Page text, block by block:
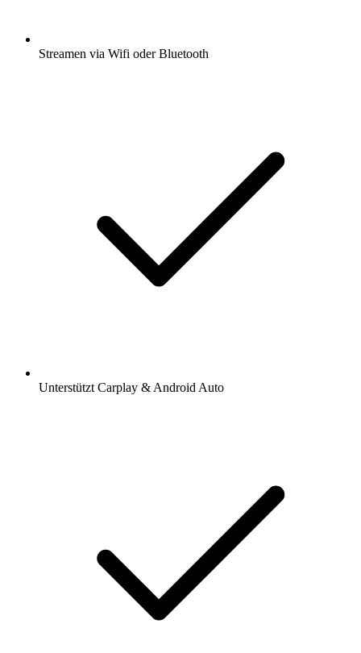
Streamen via Wifi oder Bluetooth
Unterstützt Carplay & Android Auto